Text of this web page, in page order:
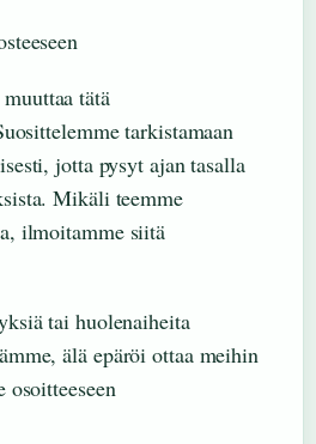
tätä
tarkistamaan
jotta pysyt ajan tasalla
Mikäli teemme
ilmoitamme siitä
tai huolenaiheita
älä epäröi ottaa meihin
osoitteeseen